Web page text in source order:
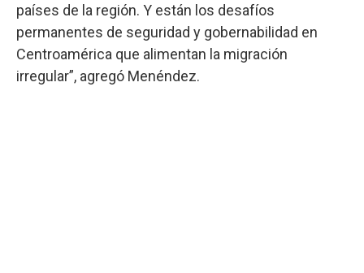
países de la región. Y están los desafíos
permanentes de seguridad y gobernabilidad en
Centroamérica que alimentan la migración
irregular”, agregó Menéndez.